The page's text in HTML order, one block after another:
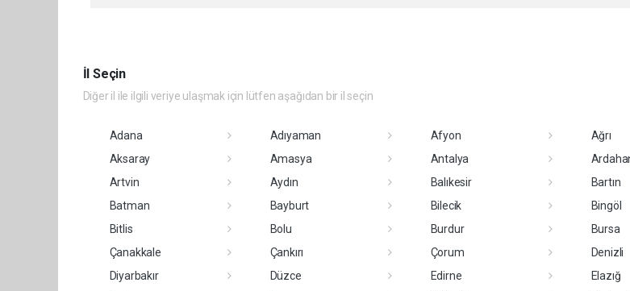
İl Seçin
Diğer il ile ilgili veriye ulaşmak için lütfen aşağıdan bir il seçin
Adana Adıyaman Afyon
Ağrı
Aksaray
Amasya Antalya
Artvin
Aydın Balıkesir
Bartın
Batman
Bayburt Bilecik
Bingöl
Bitlis
Bolu Burdur
Bursa
Çanakkale
Çankırı Çorum
Denizli
Diyarbakır
Düzce Edirne
Elazığ